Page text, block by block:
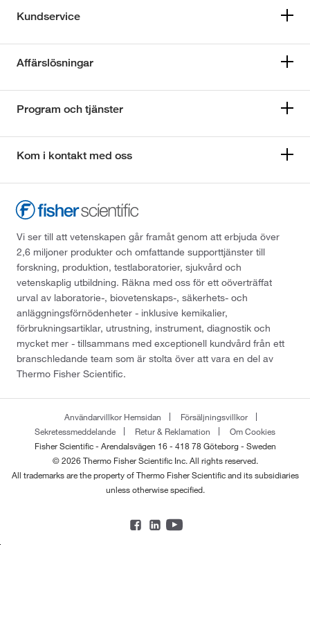
Kundservice
Affärslösningar
Program och tjänster
Kom i kontakt med oss
Vi ser till att vetenskapen går framåt genom att erbjuda över
2,6 miljoner produkter och omfattande supporttjänster till
forskning, produktion, testlaboratorier, sjukvård och
vetenskaplig utbildning. Räkna med oss för ett oöverträffat
urval av laboratorie-, biovetenskaps-, säkerhets- och
anläggningsförnödenheter - inklusive kemikalier,
förbrukningsartiklar, utrustning, instrument, diagnostik och
mycket mer - tillsammans med exceptionell kundvård från ett
branschledande team som är stolta över att vara en del av
Thermo Fisher Scientific.
Användarvillkor Hemsidan
Försäljningsvillkor
Sekretessmeddelande
Retur & Reklamation
Om Cookies
Fisher Scientific - Arendalsvägen 16 - 418 78 Göteborg - Sweden
© 2026 Thermo Fisher Scientific Inc. All rights reserved.
All trademarks are the property of Thermo Fisher Scientific and its subsidiaries
unless otherwise specified.